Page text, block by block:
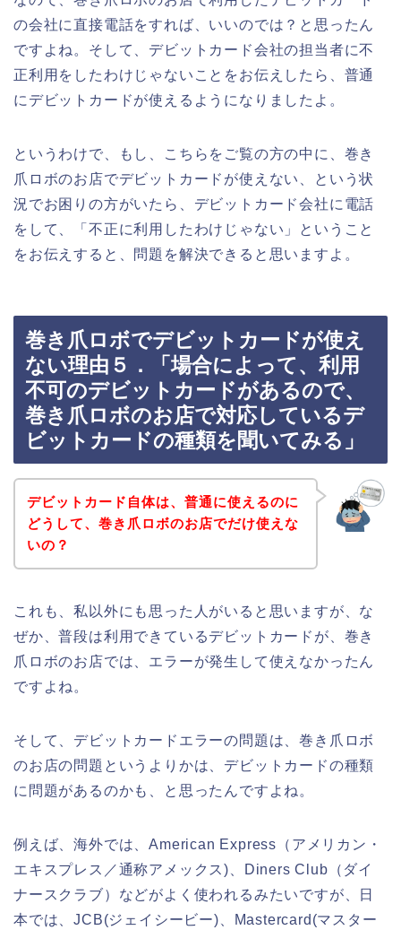
の会社に直接電話をすれば、いいのでは？と思ったん
ですよね。そして、デビットカード会社の担当者に不
正利用をしたわけじゃないことをお伝えしたら、普通
にデビットカードが使えるようになりましたよ。
というわけで、もし、こちらをご覧の方の中に、巻き
爪ロボのお店でデビットカードが使えない、という状
況でお困りの方がいたら、デビットカード会社に電話
をして、「不正に利用したわけじゃない」ということ
をお伝えすると、問題を解決できると思いますよ。
巻き爪ロボでデビットカードが使え
ない理由５．「場合によって、利用
不可のデビットカードがあるので、
巻き爪ロボのお店で対応しているデ
ビットカードの種類を聞いてみる」
デビットカード自体は、普通に使えるのに
どうして、巻き爪ロボのお店でだけ使えな
いの？
これも、私以外にも思った人がいると思いますが、な
ぜか、普段は利用できているデビットカードが、巻き
爪ロボのお店では、エラーが発生して使えなかったん
ですよね。
そして、デビットカードエラーの問題は、巻き爪ロボ
のお店の問題というよりかは、デビットカードの種類
に問題があるのかも、と思ったんですよね。
例えば、海外では、American Express（アメリカン・
エキスプレス／通称アメックス)、Diners Club（ダイ
ナースクラブ）などがよく使われるみたいですが、日
本では、JCB(ジェイシービー)、Mastercard(マスター